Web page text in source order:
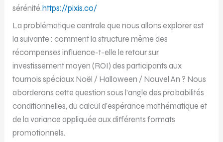
sérénité.https://pixis.co/
La problématique centrale que nous allons explorer est
la suivante : comment la structure même des
récompenses influence-t-elle le retour sur
investissement moyen (ROI) des participants aux
tournois spéciaux Noël / Halloween / Nouvel An ? Nous
aborderons cette question sous l’angle des probabilités
conditionnelles, du calcul d’espérance mathématique et
de la variance appliquée aux différents formats
promotionnels.